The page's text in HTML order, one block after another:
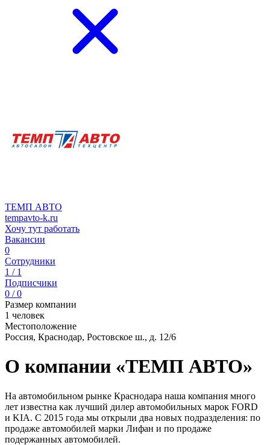
ТЕМП АВТО
tempavto-k.ru
Хочу тут работать
Вакансии
0
Сотрудники
1 / 1
Подписчики
0 / 0
Размер компании
1 человек
Местоположение
Россия, Краснодар, Ростовское ш., д. 12/6
О компании «ТЕМП АВТО»
На автомобильном рынке Краснодара наша компания много
лет известна как лучший дилер автомобильных марок FORD
и KIA. С 2015 года мы открыли два новых подразделения: по
продаже автомобилей марки Лифан и по продаже
подержанных автомобилей.